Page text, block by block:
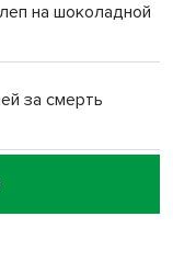
на шоколадной
за смерть
смерть